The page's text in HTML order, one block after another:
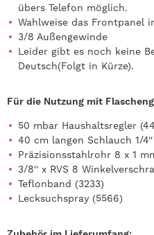
übers Telefon möglich.
Wahlweise das Frontpanel
3/8 Außengewinde
Leider gibt es noch keine
Deutsch(Folgt in Kürze).
Für die Nutzung mit
50 mbar Haushaltsregler
40 cm langen Schlauch 1/4''
Präzisionsstahlrohr 8 x 1
3/8'' x RVS 8
Teflonband (3233)
Lecksuchspray (5566)